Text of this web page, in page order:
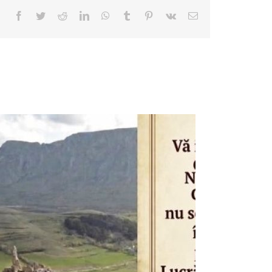
Facebook
TwitterRedditLinkedInWhatsApp
Tumblr Pinterest
Vk
E-